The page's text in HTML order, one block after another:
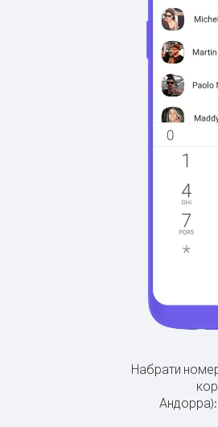
Набрати
Андорра):